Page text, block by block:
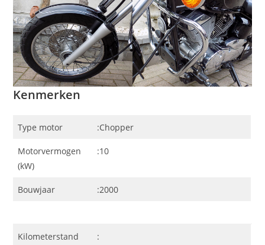
Kenmerken
Type motor :Chopper
Motorvermogen
(kW)
:10
Bouwjaar :2000
Kilometerstand :